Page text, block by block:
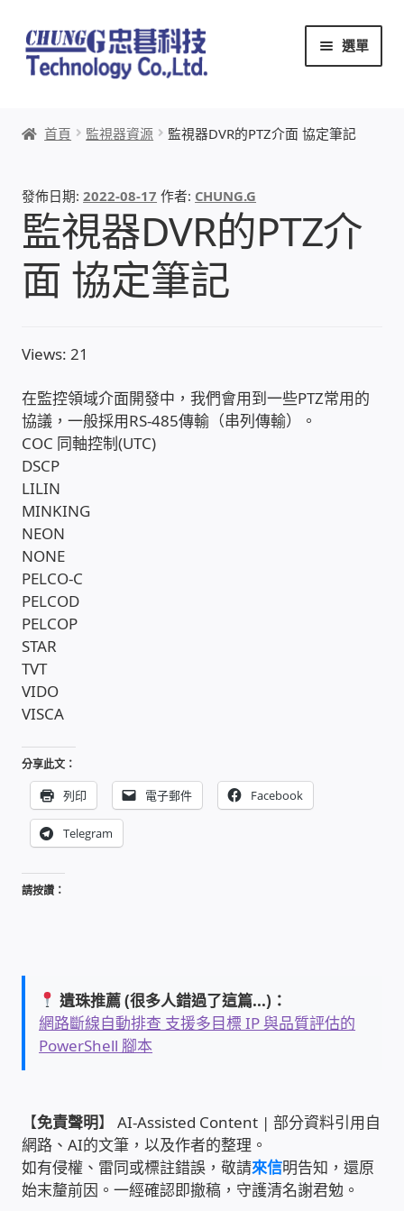
跳
至
導
列
跳
至
主
內
選單
本站文章導覽
本站AI文字客服
創辦人:林慶忠
頭份獅子會
竹南百齡扶輪社
收費標準依據
照片紀實影音
網路建置規劃維修-實績案例
監視器安裝維修-實績案例
自動控制PLC專案設計-實績案例
雲端儲值型電表
電話總機安裝維修-實績案例
聯絡我們
公益贊助、社會貢獻
聯盟合作包商
首頁 監視器資源 監視器DVR的PTZ介面 協定筆記
發佈日期:2022-08-17 作者: CHUNG.G
監視器DVR的PTZ介
面 協定筆記
Views: 21
在監控領域介面開發中，我們會用到一些PTZ常用的
協議，一般採用RS-485傳輸（串列傳輸）。
COC 同軸控制(UTC)
DSCP
LILIN
MINKING
NEON
NONE
PELCO-C
PELCOD
PELCOP
STAR
TVT
VIDO
VISCA
分享此文：
列印 電子郵件 Facebook
Telegram
請按讚：
遺珠推薦 (很多人錯過了這篇...)：
網路斷線自動排查 支援多目標 IP 與品質評估的
PowerShell 腳本
【免責聲明】 AI-Assisted Content | 部分資料引用自
網路、AI的文筆，以及作者的整理。
如有侵權、雷同或標註錯誤，敬請來信明告知，還原
始末釐前因。一經確認即撤稿，守護清名謝君勉。